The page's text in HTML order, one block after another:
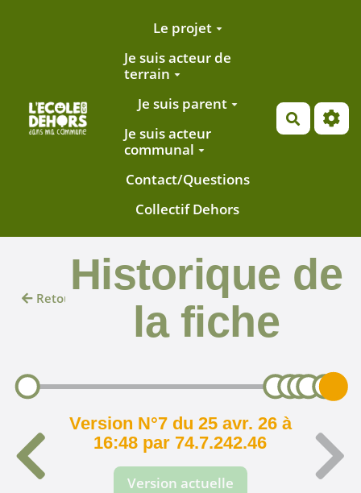
Aller au contenu principalLe projet
Je suis acteur de
terrain
Je suis parent
Je suis acteur
communal
Contact/Questions
Collectif Dehors
Retour Historique de
la fiche
Version N°7 du 25 avr. 26 à
16:48 par 74.7.242.46
Version actuelle